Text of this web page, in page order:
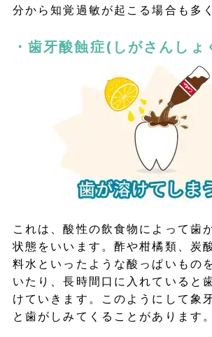
分から知覚過敏が起こる場合も多
・歯牙酸蝕症(しがさんしょ
これは、酸性の飲食物によって歯
状態をいいます。酢や柑橘類、炭
料水といったような酸っぱいもの
いたり、長時間口に入れていると
けていきます。このようにして象
と歯がしみてくることがあります。